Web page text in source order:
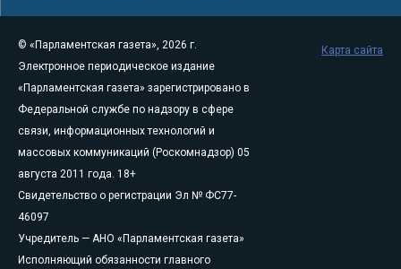
© «Парламентская газета», 2026 г.
Электронное периодическое издание
«Парламентская газета» зарегистрировано в
Федеральной службе по надзору в сфере
связи, информационных технологий и
массовых коммуникаций (Роскомнадзор) 05
августа 2011 года. 18+
Свидетельство о регистрации Эл № ФС77-
46097
Учредитель — АНО «Парламентская газета»
Исполняющий обязанности главного
Карта сайта